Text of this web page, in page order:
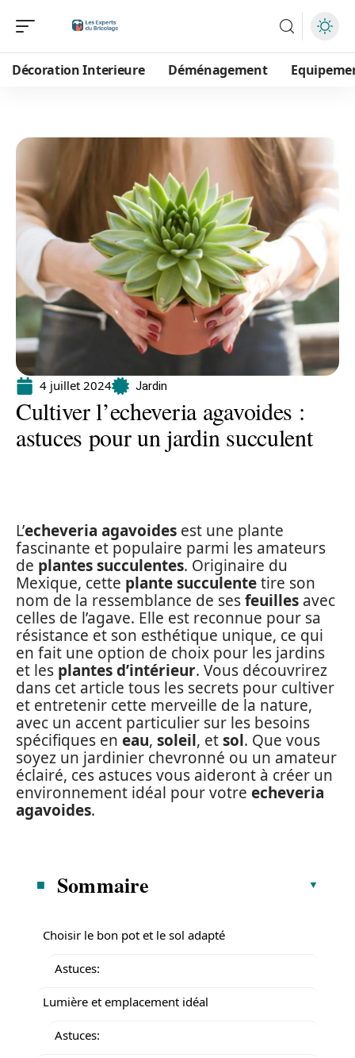
Décoration Interieure Déménagement
4 juillet 2024 Jardin
Cultiver l’echeveria agavoides :
astuces pour un jardin succulent
L’echeveria agavoides est une plante
fascinante et populaire parmi les amateurs
de plantes succulentes. Originaire du
Mexique, cette plante succulentetire son
nom de la ressemblance de sesfeuilles avec
celles de l’agave. Elle est reconnue pour sa
résistance et son esthétique unique, ce qui
en fait une option de choix pour les jardins
et les plantes d’intérieur. Vous découvrirez
dans cet article tous les secrets pour cultiver
et entretenir cette merveille de la nature,
avec un accent particulier sur les besoins
spécifiques en eau, soleil, etsol. Que vous
soyez un jardinier chevronné ou un amateur
éclairé, ces astuces vous aideront à créer un
environnement idéal pour votre echeveria
agavoides.
Sommaire
Choisir le bon pot et le sol adapté
Astuces:
Lumière et emplacement idéal
Astuces: